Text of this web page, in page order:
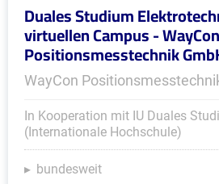
Duales Studium
virtuellen Campus - WayCon
Positionsmesstechnik
WayCon
In Kooperation mit IU Duales
(Internationale Hochschule)
bundesweit